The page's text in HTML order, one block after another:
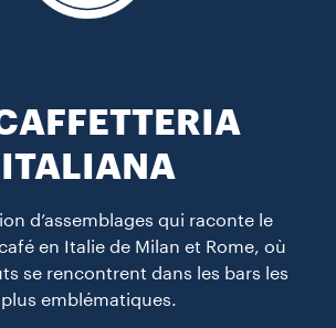
ITALIANA
d’assemblages qui raconte le
en Italie de Milan et Rome, où
se rencontrent dans les bars les
plus emblématiques.